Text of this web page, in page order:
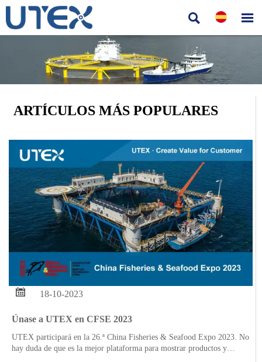
 
ARTÍCULOS MÁS POPULARES
 18-10-2023
Únase a UTEX en CFSE 2023
UTEX participará en la 26.ª China Fisheries & Seafood Expo 2023. No
hay duda de que es la mejor plataforma para mostrar productos y